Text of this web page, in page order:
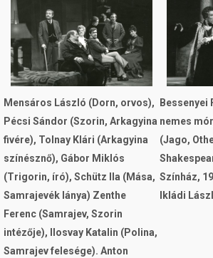
Mensáros László (Dorn, orvos),
Pécsi Sándor (Szorin, Arkagyina
fivére), Tolnay Klári (Arkagyina
színésznő), Gábor Miklós
(Trigorin, író), Schütz Ila (Mása,
Samrajevék lánya) Zenthe
Ferenc (Samrajev, Szorin
intézője), Ilosvay Katalin (Polina,
Samrajev felesége). Anton
Bessenyei
nemes
(Jago,
Színház,
Ikládi